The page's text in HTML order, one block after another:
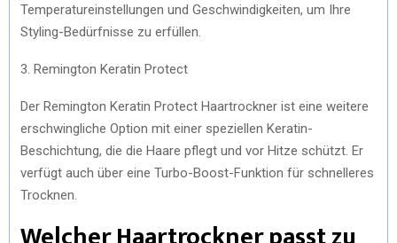
Temperatureinstellungen und Geschwindigkeiten, um Ihre
Styling-Bedürfnisse zu erfüllen.
3. Remington Keratin Protect
Der Remington Keratin Protect Haartrockner ist eine weitere
erschwingliche Option mit einer speziellen Keratin-
Beschichtung, die die Haare pflegt und vor Hitze schützt. Er
verfügt auch über eine Turbo-Boost-Funktion für schnelleres
Trocknen.